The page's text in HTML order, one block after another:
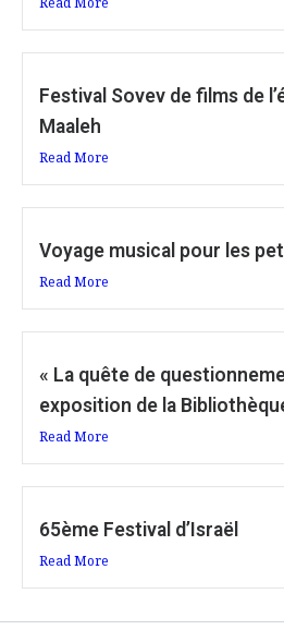
Festival Sovev de films de
Maaleh
Read More
Voyage musical pour les
Read More
« La quête de
exposition de la
Read More
65ème Festival d’Israël
Read More